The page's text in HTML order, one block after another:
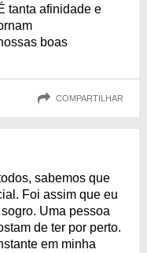
tanta afinidade e
boas
COMPARTILHAR
sabemos que
Foi assim que eu
Uma pessoa
de ter por perto.
em minha